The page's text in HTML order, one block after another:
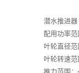
潜水推进
配用功率
叶轮直径
叶轮转速